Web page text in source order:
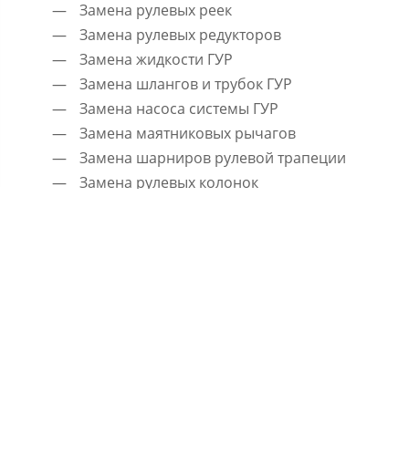
Замена рулевых реек
Замена рулевых редукторов
Замена жидкости ГУР
Замена шлангов и трубок ГУР
Замена насоса системы ГУР
Замена маятниковых рычагов
Замена шарниров рулевой трапеции
Замена рулевых колонок